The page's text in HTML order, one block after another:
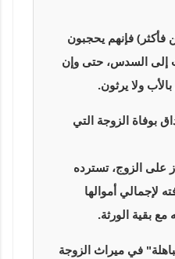
فأكثر) فإنهم يحجبون
إلى السدس، حتى وإن
ولا يرثون.
بوفاة الزوجة التي
على الزوج، تسترده
لإجمالي أموالها
بقية الورثة.
في ميراث الزوجة